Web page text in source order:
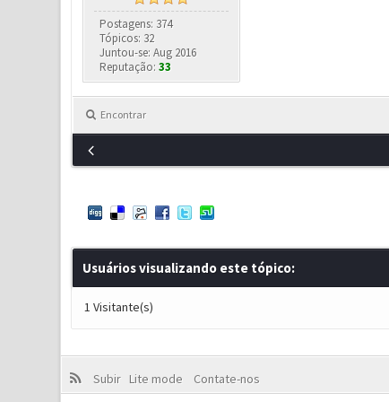
Postagens: 374
Tópicos: 32
Juntou-se: Aug 2016
Reputação:33
Encontrar
Usuários visualizando este tópico:
1 Visitante(s)
Subir Lite mode
Contate-nos